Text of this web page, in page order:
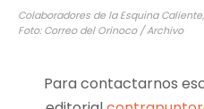
Colaboradores de la Esquina
Foto: Correo del Orinoco / Archivo
Para contactarnos